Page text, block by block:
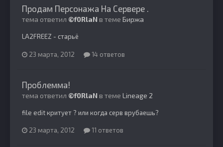
Продам Персонажа На Сервере .
тема ответил ©f0RlaN в теме Биржа
LA2FREEZ - старьё
23 марта, 2012 14 ответов
Проблемма!
тема ответил ©f0RlaN в теме Lineage 2
file edit критует ? или когда серв врубаешь?
23 марта, 2012 11 ответов